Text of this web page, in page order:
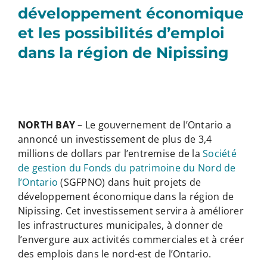
développement économique
et les possibilités d’emploi
dans la région de Nipissing
NORTH BAY– Le gouvernement de l’Ontario a
annoncé un investissement de plus de 3,4
millions de dollars par l’entremise de laSociété
de gestion du Fonds du patrimoine du Nord de
l’Ontario (SGFPNO) dans huit projets de
développement économique dans la région de
Nipissing. Cet investissement servira à améliorer
les infrastructures municipales, à donner de
l’envergure aux activités commerciales et à créer
des emplois dans le nord-est de l’Ontario.